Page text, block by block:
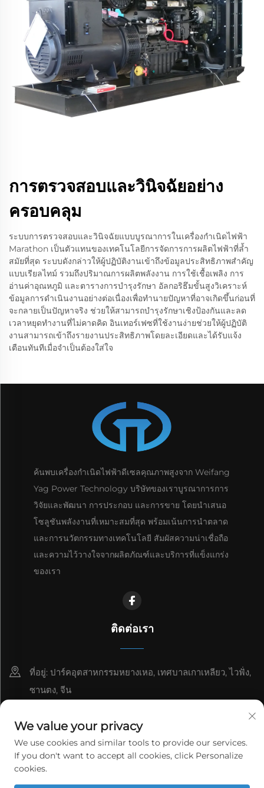
การตรวจสอบและวินิจฉัยอย่าง
ครอบคลุม
ระบบการตรวจสอบและวินิจฉัยแบบบูรณาการในเครื่องกำเนิดไฟฟ้า
Marathon เป็นตัวแทนของเทคโนโลยีการจัดการการผลิตไฟฟ้าที่ล้ำ
สมัยที่สุด ระบบดังกล่าวให้ผู้ปฏิบัติงานเข้าถึงข้อมูลประสิทธิภาพสำคัญ
แบบเรียลไทม์ รวมถึงปริมาณการผลิตพลังงาน การใช้เชื้อเพลิง การ
อ่านค่าอุณหภูมิ และตารางการบำรุงรักษา อัลกอริธึมขั้นสูงวิเคราะห์
ข้อมูลการดำเนินงานอย่างต่อเนื่องเพื่อทำนายปัญหาที่อาจเกิดขึ้นก่อนที่
จะกลายเป็นปัญหาจริง ช่วยให้สามารถบำรุงรักษาเชิงป้องกันและลด
เวลาหยุดทำงานที่ไม่คาดคิด อินเทอร์เฟซที่ใช้งานง่ายช่วยให้ผู้ปฏิบัติ
งานสามารถเข้าถึงรายงานประสิทธิภาพโดยละเอียดและได้รับแจ้ง
เตือนทันทีเมื่อจำเป็นต้องใส่ใจ
ค้นพบเครื่องกำเนิดไฟฟ้าดีเซลคุณภาพสูงจาก Weifang
Yag Power Technology บริษัทของเราบูรณาการการ
วิจัยและพัฒนา การประกอบ และการขาย โดยนำเสนอ
โซลูชันพลังงานที่เหมาะสมที่สุด พร้อมเน้นการนำตลาด
และการนวัตกรรมทางเทคโนโลยี สัมผัสความน่าเชื่อถือ
และความไว้วางใจจากผลิตภัณฑ์และบริการที่แข็งแกร่ง
ของเรา
ติดต่อเรา
ที่อยู่: ปาร์คอุตสาหกรรมหยางเหอ, เทศบาลเกาเหลียว, ไวฟั่ง,
ซานตง, จีน
[email protected]
ลิขสิทธิ์ © WeiFang Yag Power Technology Co., Ltd. สงวนสิทธิ์
We value your privacy
We use cookies and similar tools to provide our services.
If you don't want to accept all cookies, click Personalize
cookies.